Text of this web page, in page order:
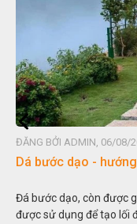
BỞI ADMIN, 06/08/2024
bước dạo - hướng
bước dạo, còn được gọi
sử dụng để tạo lối đi